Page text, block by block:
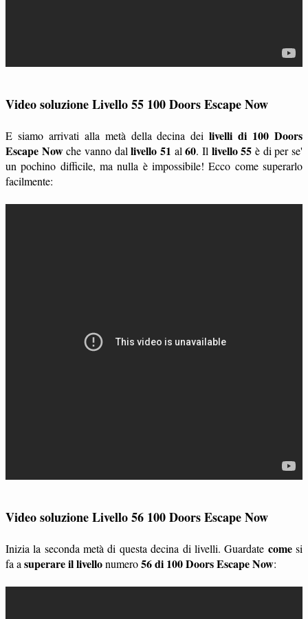
Video soluzione Livello 55 100 Doors Escape Now
E siamo arrivati alla metà della decina deilivelli di 100 Doors
Escape Nowche vanno dallivello 51 al60. Il livello 55 è di per se'
un pochino difficile, ma nulla è impossibile! Ecco come superarlo
facilmente:
Video soluzione Livello 56 100 Doors Escape Now
Inizia la seconda metà di questa decina di livelli. Guardate comesi
fa a superare il livellonumero56 di 100 Doors Escape Now: